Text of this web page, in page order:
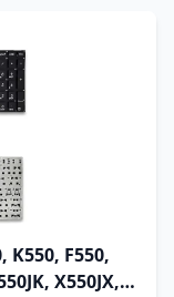
F550,
X550JX,